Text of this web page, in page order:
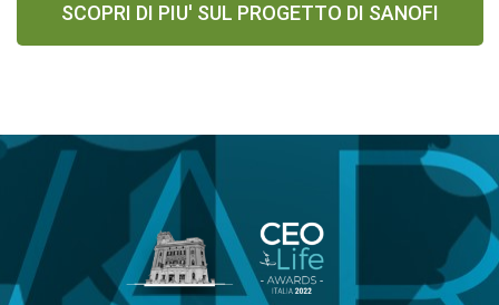
SCOPRI DI PIU' SUL PROGETTO DI SANOFI